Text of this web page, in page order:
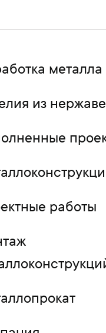
металла
из
работы